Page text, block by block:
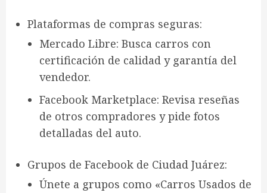
Plataformas de compras seguras:
Mercado Libre: Busca carros con
certificación de calidad y garantía del
vendedor.
Facebook Marketplace: Revisa reseñas
de otros compradores y pide fotos
detalladas del auto.
Grupos de Facebook de Ciudad Juárez:
Únete a grupos como «Carros Usados de